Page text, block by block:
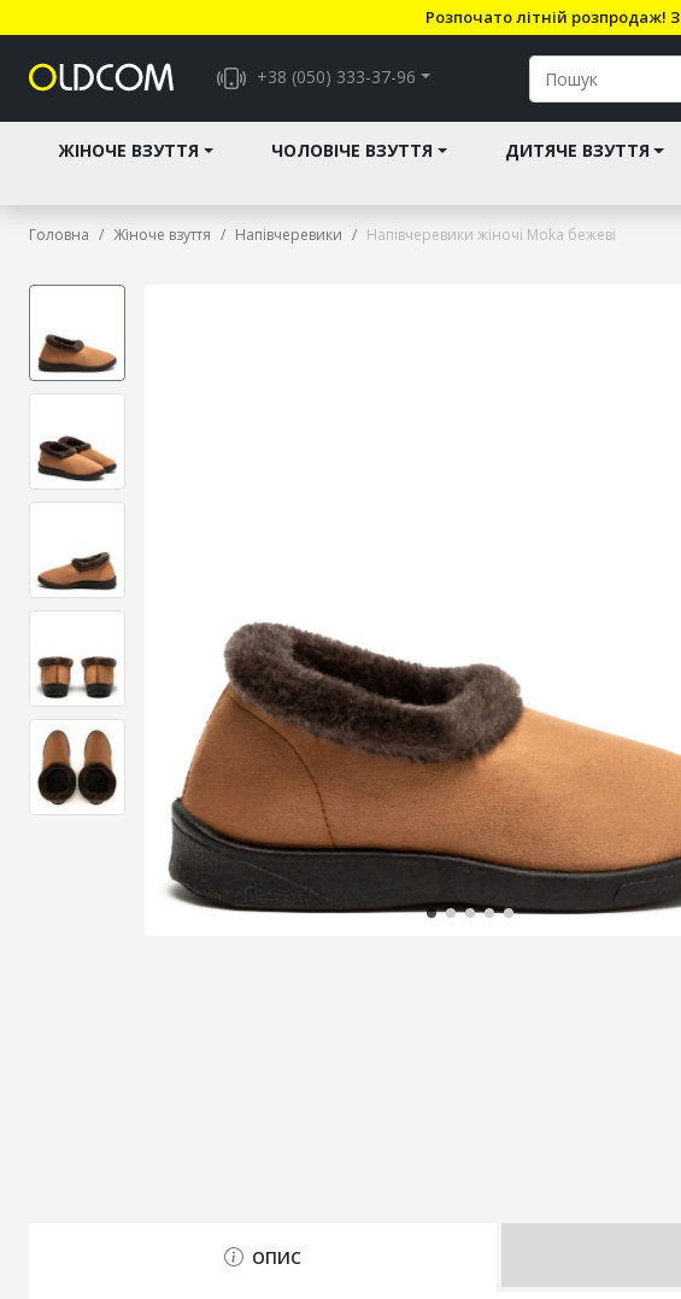
Розпочато літній розпродаж!
+38 (050) 333-37-96
ЖІНОЧЕ ВЗУТТЯ ЧОЛОВІЧЕ ВЗУТТЯ ДИТЯЧЕ ВЗУТТЯ
Головна Жіноче взуття Напівчеревики Напівчеревики жіночі Moka бежеві
ОПИС